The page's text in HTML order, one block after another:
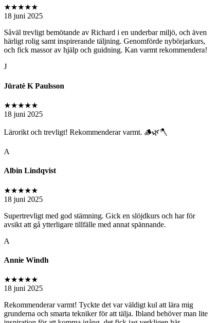
★★★★★
18 juni 2025
Såväl trevligt bemötande av Richard i en underbar miljö, och även
härligt rolig samt inspirerande täljning. Genomförde nybörjarkurs,
och fick massor av hjälp och guidning. Kan varmt rekommendera!
J
Jūratė K Paulsson
★★★★★
18 juni 2025
Lärorikt och trevligt! Rekommenderar varmt. 🪵🌿🪓
A
Albin Lindqvist
★★★★★
18 juni 2025
Supertrevligt med god stämning. Gick en slöjdkurs och har för
avsikt att gå ytterligare tillfälle med annat spännande.
A
Annie Windh
★★★★★
18 juni 2025
Rekommenderar varmt! Tyckte det var väldigt kul att lära mig
grunderna och smarta tekniker för att tälja. Ibland behöver man lite